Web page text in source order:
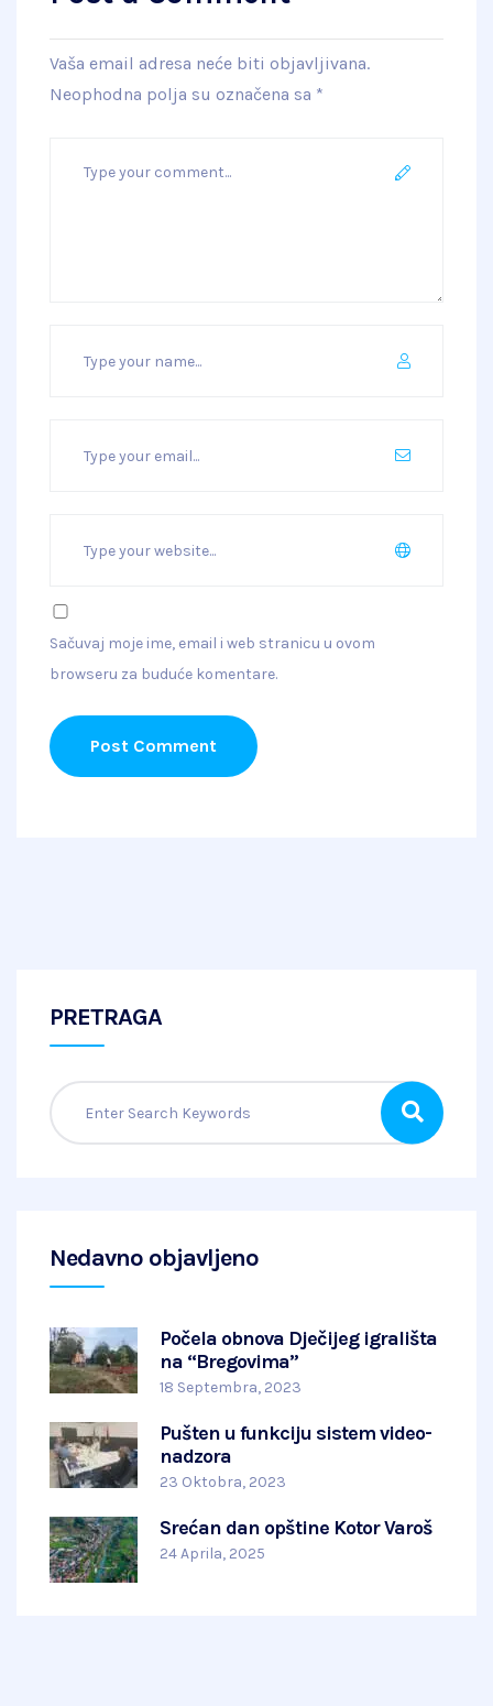
Vaša email adresa neće biti objavljivana.
Neophodna polja su označena sa *
Sačuvaj moje ime, email i web stranicu u ovom
browseru za buduće komentare.
Post Comment
PRETRAGA
Nedavno objavljeno
Počela obnova Dječijeg igrališta
na “Bregovima”
18 Septembra, 2023
Pušten u funkciju sistem video-
nadzora
23 Oktobra, 2023
Srećan dan opštine Kotor Varoš
24 Aprila, 2025